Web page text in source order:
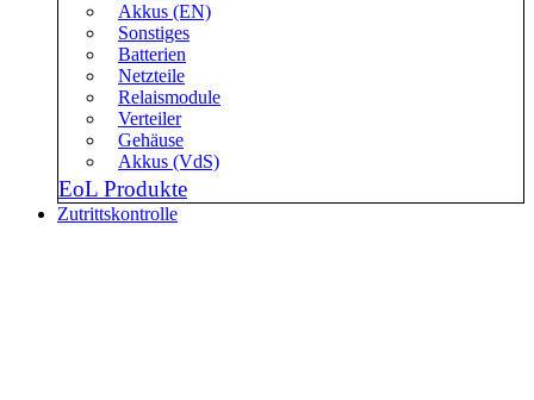
Akkus (EN)
Sonstiges
Batterien
Netzteile
Relaismodule
Verteiler
Gehäuse
Akkus (VdS)
EoL Produkte
Zutrittskontrolle